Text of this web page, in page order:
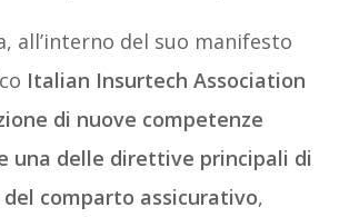
all’interno del suo manifesto
Italian Insurtech Association
di nuove competenze
una delle direttive principali di
comparto assicurativo,